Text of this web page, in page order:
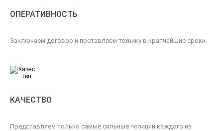
ОПЕРАТИВНОСТЬ
Заключаем договор и поставляем технику в кратчайшие сроки.
КАЧЕСТВО
Представляем только самые сильные позиции каждого из